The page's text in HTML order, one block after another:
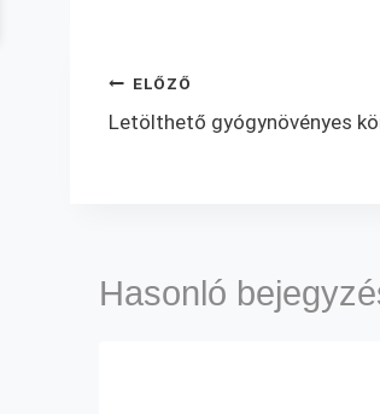
Bejegyzés
navigáció
ELŐZŐ
Letölthető gyógynövényes
Hasonló